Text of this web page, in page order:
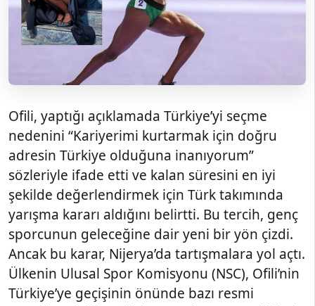
Ofili, yaptığı açıklamada Türkiye’yi seçme
nedenini “Kariyerimi kurtarmak için doğru
adresin Türkiye olduğuna inanıyorum”
sözleriyle ifade etti ve kalan süresini en iyi
şekilde değerlendirmek için Türk takımında
yarışma kararı aldığını belirtti. Bu tercih, genç
sporcunun geleceğine dair yeni bir yön çizdi.
Ancak bu karar, Nijerya’da tartışmalara yol açtı.
Ülkenin Ulusal Spor Komisyonu (NSC), Ofili’nin
Türkiye’ye geçişinin önünde bazı resmi